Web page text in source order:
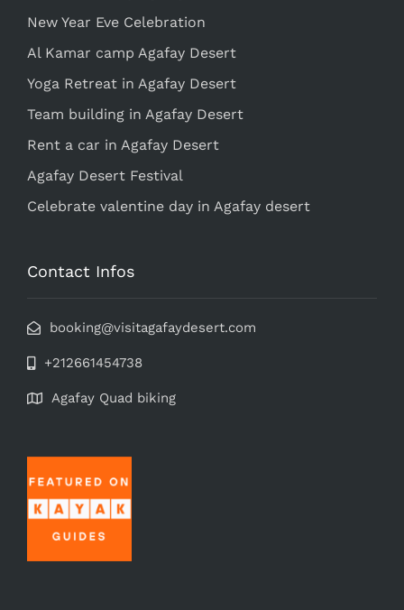
New Year Eve Celebration
Al Kamar camp Agafay Desert
Yoga Retreat in Agafay Desert
Team building in Agafay Desert
Rent a car in Agafay Desert
Agafay Desert Festival
Celebrate valentine day in Agafay desert
Contact Infos
booking@visitagafaydesert.com
+212661454738
Agafay Quad biking